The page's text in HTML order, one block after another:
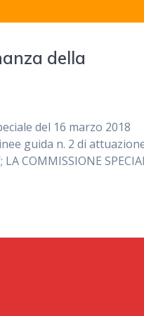
della
del 16 marzo 2018
guida n. 2 di
COMMISSIONE